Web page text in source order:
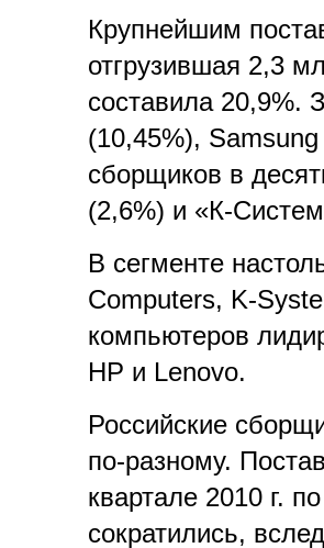
Крупнейшим
отгрузившая 2,3
составила 20,9%.
(10,45%),
сборщиков в
(2,6%) и «К-
В сегменте
Computers, K-
компьютеров
HP и Lenovo.
Российские
по-разному.
квартале 2010 г.
сократились,